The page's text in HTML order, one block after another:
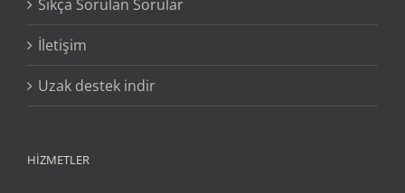
Sıkça Sorulan Sorular
İletişim
Uzak destek indir
HIZMETLER